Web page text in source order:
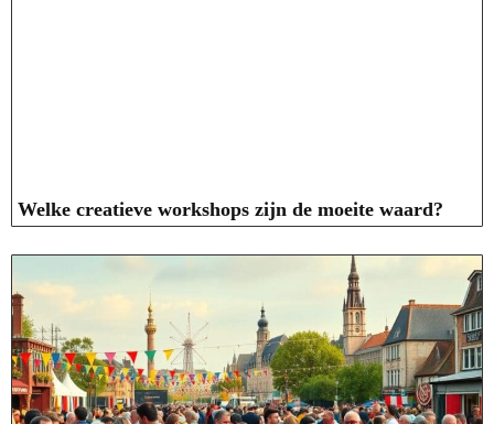
Welke creatieve workshops zijn de moeite waard?